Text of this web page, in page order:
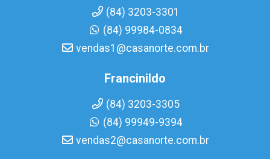
(84) 3203-3301
(84) 99984-0834
vendas1@casanorte.com.br
Francinildo
(84) 3203-3305
(84) 99949-9394
vendas2@casanorte.com.br